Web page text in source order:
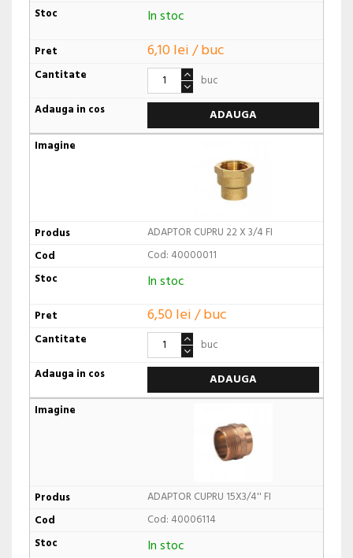
In stoc
6,10 lei / buc
buc
ADAUGA
ADAPTOR CUPRU 22 X 3/4 FI
Cod: 40000011
In stoc
6,50 lei / buc
buc
ADAUGA
ADAPTOR CUPRU 15X3/4'' FI
Cod: 40006114
In stoc